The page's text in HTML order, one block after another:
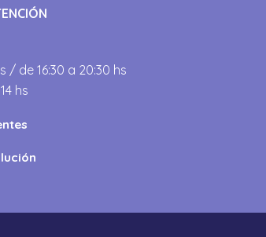
/ de 16:30 a 20:30 hs
hs